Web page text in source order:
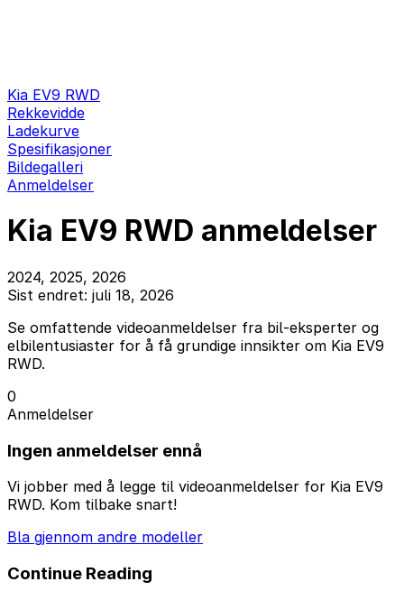
Kia EV9 RWD
Rekkevidde
Ladekurve
Spesifikasjoner
Bildegalleri
Anmeldelser
Kia EV9 RWD anmeldelser
2024, 2025, 2026
Sist endret: juli 18, 2026
Se omfattende videoanmeldelser fra bil-eksperter og
elbilentusiaster for å få grundige innsikter om Kia EV9
RWD.
0
Anmeldelser
Ingen anmeldelser ennå
Vi jobber med å legge til videoanmeldelser for Kia EV9
RWD. Kom tilbake snart!
Bla gjennom andre modeller
Continue Reading